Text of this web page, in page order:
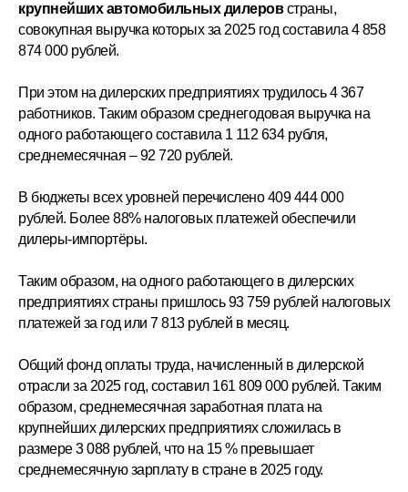
крупнейших автомобильных дилеровстраны,
совокупная выручка которых за 2025 год составила 4 858
874 000 рублей.
При этом на дилерских предприятиях трудилось 4 367
работников. Таким образом среднегодовая выручка на
одного работающего составила 1 112 634 рубля,
среднемесячная – 92 720 рублей.
В бюджеты всех уровней перечислено 409 444 000
рублей. Более 88% налоговых платежей обеспечили
дилеры-импортёры.
Таким образом, на одного работающего в дилерских
предприятиях страны пришлось 93 759 рублей налоговых
платежей за год или 7 813 рублей в месяц.
Общий фонд оплаты труда, начисленный в дилерской
отрасли за 2025 год, составил 161 809 000 рублей. Таким
образом, среднемесячная заработная плата на
крупнейших дилерских предприятиях сложилась в
размере 3 088 рублей, что на 15 % превышает
среднемесячную зарплату в стране в 2025 году.